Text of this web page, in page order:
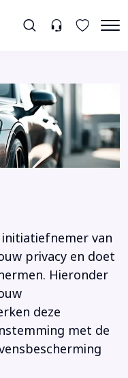
initiatiefnemer van
privacy en doet
Hieronder
deze
met de